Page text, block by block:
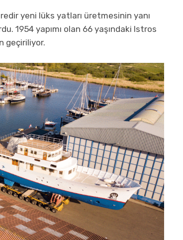
yeni lüks yatları üretmesinin yanı
1954 yapımı olan 66 yaşındaki Istros
geçiriliyor.